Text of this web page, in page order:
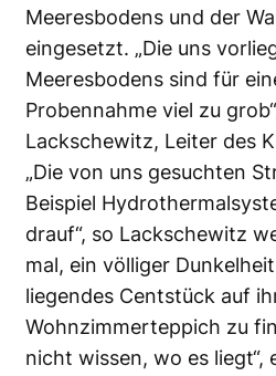
Meeresbodens und der
eingesetzt. „Die uns
Meeresbodens sind für
Probennahme viel zu
Lackschewitz, Leiter des
„Die von uns gesuchten
Beispiel
drauf“, so Lackschewitz
mal, ein völliger
liegendes Centstück auf
Wohnzimmerteppich zu
nicht wissen, wo es liegt“,